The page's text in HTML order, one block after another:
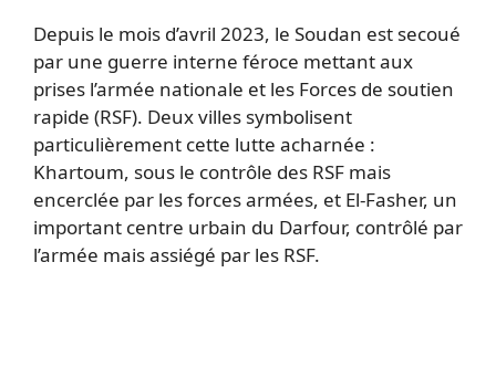
Depuis le mois d’avril 2023, le Soudan est secoué
par une guerre interne féroce mettant aux
prises l’armée nationale et les Forces de soutien
rapide (RSF). Deux villes symbolisent
particulièrement cette lutte acharnée :
Khartoum, sous le contrôle des RSF mais
encerclée par les forces armées, et El-Fasher, un
important centre urbain du Darfour, contrôlé par
l’armée mais assiégé par les RSF.